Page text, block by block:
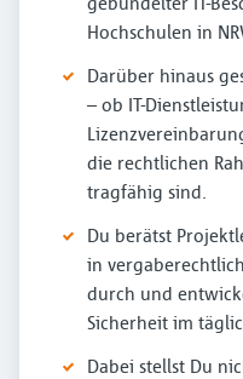
Hochschulen in
Darüber hinaus
– ob IT-
die rechtlichen
tragfähig sind.
Du berätst
in
durch und
Sicherheit im
Dabei stellst Du